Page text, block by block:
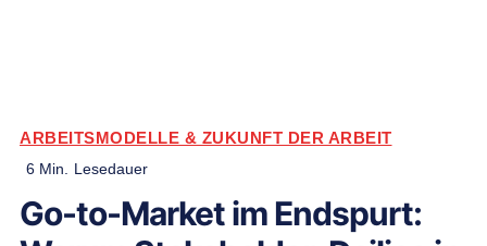
ARBEITSMODELLE & ZUKUNFT DER ARBEIT
6 Min. Lesedauer
Go-to-Market im Endspurt: